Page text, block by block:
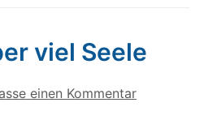
viel Seele
einen Kommentar